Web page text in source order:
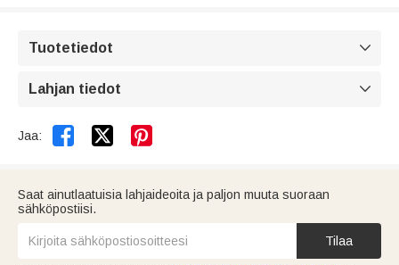
Tuotetiedot 
Lahjan tiedot 
Jaa:  
Saat ainutlaatuisia lahjaideoita ja paljon muuta suoraan
sähköpostiisi.
Tilaa